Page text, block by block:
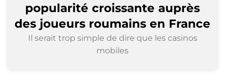
popularité croissante auprès
des joueurs roumains en France
Il serait trop simple de dire que les casinos
mobiles